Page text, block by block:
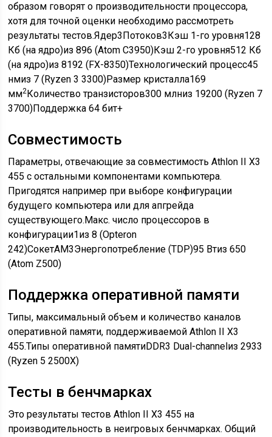
образом говорят о производительности процессора,
хотя для точной оценки необходимо рассмотреть
результаты тестов.Ядер3Потоков3Кэш 1-го уровня128
Кб (на ядро)из 896 (Atom C3950)Кэш 2-го уровня512 Кб
(на ядро)из 8192 (FX-8350)Технологический процесс45
нмиз 7 (Ryzen 3 3300)Размер кристалла169
мм2Количество транзисторов300 млниз 19200 (Ryzen 7
3700)Поддержка 64 бит+
Совместимость
Параметры, отвечающие за совместимость Athlon II X3
455 с остальными компонентами компьютера.
Пригодятся например при выборе конфигурации
будущего компьютера или для апгрейда
существующего.Макс. число процессоров в
конфигурации1из 8 (Opteron
242)СокетAM3Энергопотребление (TDP)95 Втиз 650
(Atom Z500)
Поддержка оперативной памяти
Типы, максимальный объем и количество каналов
оперативной памяти, поддерживаемой Athlon II X3
455.Типы оперативной памятиDDR3 Dual-channelиз 2933
(Ryzen 5 2500X)
Тесты в бенчмарках
Это результаты тестов Athlon II X3 455 на
производительность в неигровых бенчмарках. Общий